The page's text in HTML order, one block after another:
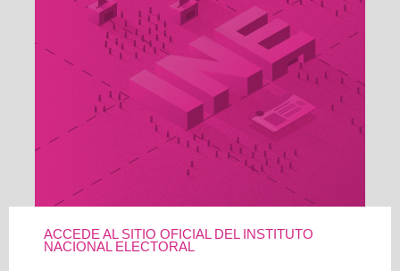
ACCEDE AL SITIO OFICIAL DEL INSTITUTO
NACIONAL ELECTORAL